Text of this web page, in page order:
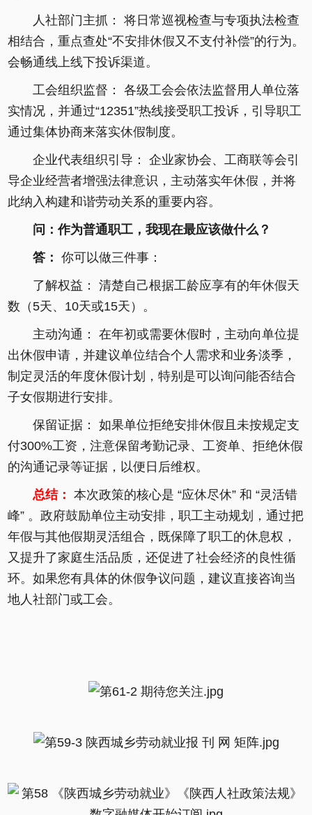
人社部门主抓： 将日常巡视检查与专项执法检查
相结合，重点查处“不安排休假又不支付补偿”的行为。
会畅通线上线下投诉渠道。
工会组织监督： 各级工会会依法监督用人单位落
实情况，并通过“12351”热线接受职工投诉，引导职工
通过集体协商来落实休假制度。
企业代表组织引导： 企业家协会、工商联等会引
导企业经营者增强法律意识，主动落实年休假，并将
此纳入构建和谐劳动关系的重要内容。
问：作为普通职工，我现在最应该做什么？
答： 你可以做三件事：
了解权益： 清楚自己根据工龄应享有的年休假天
数（5天、10天或15天）。
主动沟通： 在年初或需要休假时，主动向单位提
出休假申请，并建议单位结合个人需求和业务淡季，
制定灵活的年度休假计划，特别是可以询问能否结合
子女假期进行安排。
保留证据： 如果单位拒绝安排休假且未按规定支
付300%工资，注意保留考勤记录、工资单、拒绝休假
的沟通记录等证据，以便日后维权。
总结： 本次政策的核心是 “应休尽休” 和 “灵活错
峰” 。政府鼓励单位主动安排，职工主动规划，通过把
年假与其他假期灵活组合，既保障了职工的休息权，
又提升了家庭生活品质，还促进了社会经济的良性循
环。如果您有具体的休假争议问题，建议直接咨询当
地人社部门或工会。